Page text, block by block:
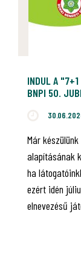
INDUL A "7+1
BNPI 50.
Már
alapításának
ha
ezért idén
elnevezésű